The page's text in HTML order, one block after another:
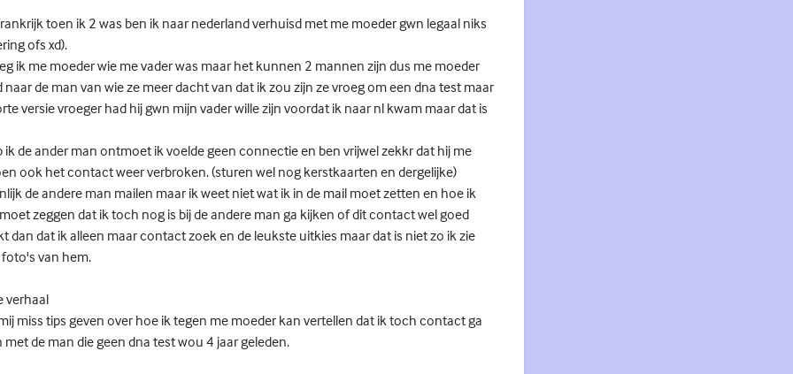
toen ik 2 was ben ik naar nederland verhuisd met me moeder gwn legaal niks
ofs xd).
ik me moeder wie me vader was maar het kunnen 2 mannen zijn dus me moeder
de man van wie ze meer dacht van dat ik zou zijn ze vroeg om een dna test maar
versie vroeger had hij gwn mijn vader wille zijn voordat ik naar nl kwam maar dat is
de ander man ontmoet ik voelde geen connectie en ben vrijwel zekkr dat hij me
ook het contact weer verbroken. (sturen wel nog kerstkaarten en dergelijke)
de andere man mailen maar ik weet niet wat ik in de mail moet zetten en hoe ik
zeggen dat ik toch nog is bij de andere man ga kijken of dit contact wel goed
dan dat ik alleen maar contact zoek en de leukste uitkies maar dat is niet zo ik zie
van hem.
verhaal
miss tips geven over hoe ik tegen me moeder kan vertellen dat ik toch contact ga
de man die geen dna test wou 4 jaar geleden.